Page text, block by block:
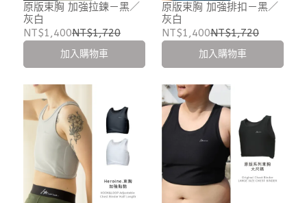
原版束胸 加強拉鍊－黑／
灰白
NT$1,400NT$1,720
加入購物車
原版束胸 加強排扣－黑／
灰白
NT$1,400NT$1,720
加入購物車